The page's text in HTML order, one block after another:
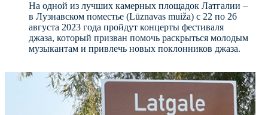
На одной из лучших камерных площадок Латгалии –
в Лузнавском поместье (Lūznavas muiža) с 22 по 26
августа 2023 года пройдут концерты фестиваля
джаза, который призван помочь раскрыться молодым
музыкантам и привлечь новых поклонников джаза.